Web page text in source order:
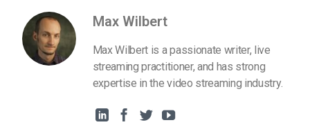
Max Wilbert
Max Wilbert is a passionate writer, live
streaming practitioner, and has strong
expertise in the video streaming industry.